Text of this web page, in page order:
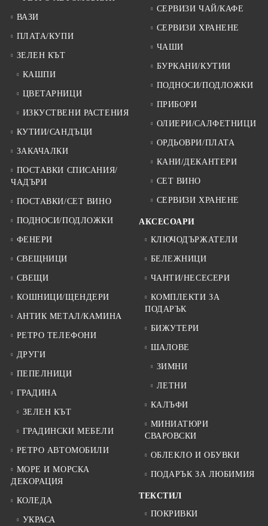
ВАЗИ
ПЛАТА/КУПИ
ЗЕЛЕН КЪТ
КАШПИ
ЦВЕТАРНИЦИ
ИЗКУСТВЕНИ РАСТЕНИЯ
КУТИИ/САНДЪЦИ
ЗАКАЧАЛКИ
ПОСТАВКИ СПИСАНИЯ/
ЧАДЪРИ
ПОСТАВКИ/СЕТ ВИНО
ПОДНОСИ/ПОДЛОЖКИ
ФЕНЕРИ
СВЕЩНИЦИ
СВЕЩИ
КОШНИЦИ/ЩЕНДЕРИ
АНТИК МЕТАЛ/КАМИНА
РЕТРО ТЕЛЕФОНИ
ДРУГИ
ПЕПЕЛНИЦИ
ГРАДИНА
ЗЕЛЕН КЪТ
ГРАДИНСКИ МЕБЕЛИ
РЕТРО АВТОМОБИЛИ
МОРЕ И МОРСКА
ДЕКОРАЦИЯ
КОЛЕДА
УКРАСА
СЕРВИЗИ ЧАЙ/КАФЕ
СЕРВИЗИ ХРАНЕНЕ
ЧАШИ
БУРКАНИ/КУТИИ
ПОДНОСИ/ПОДЛОЖКИ
ПРИБОРИ
ОЛИЕРИ/САЛФЕТНИЦИ
ОРДЬОВРИ/ПЛАТА
КАНИ/ДЕКАНТЕРИ
СЕТ ВИНО
СЕРВИЗИ ХРАНЕНЕ
АКСЕСОАРИ
КЛЮЧОДЪРЖАТЕЛИ
БЕЛЕЖНИЦИ
ЧАНТИ/НЕСЕСЕРИ
КОМПЛЕКТИ ЗА
ПОДАРЪК
БИЖУТЕРИ
ШАЛОВЕ
ЗИМНИ
ЛЕТНИ
КАЛЪФИ
МИНИАТЮРИ
СВАРОВСКИ
ОБЛЕКЛО И ОБУВКИ
ПОДАРЪК ЗА ЛЮБИМИЯ
ТЕКСТИЛ
ПОКРИВКИ